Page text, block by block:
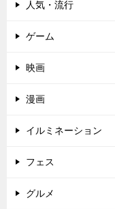
人気・流行
ゲーム
映画
漫画
イルミネーション
フェス
グルメ